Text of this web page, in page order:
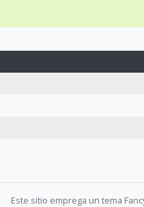
Este sitio emprega un tema